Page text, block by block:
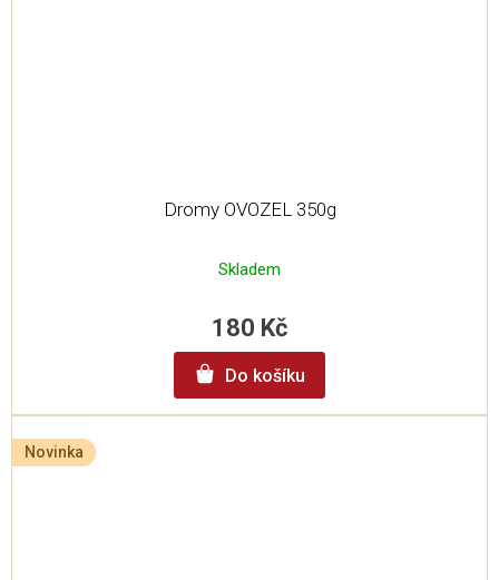
Dromy OVOZEL 350g
Skladem
180 Kč
Do košíku
Novinka